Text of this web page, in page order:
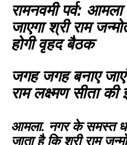
रामनवमी पर्व:
जाएगा श्री राम
होगी वृहद बैठक
जगह जगह बनाए
राम लक्ष्मण सीता की
आमला. नगर के समस्त
जाता है कि श्री राम